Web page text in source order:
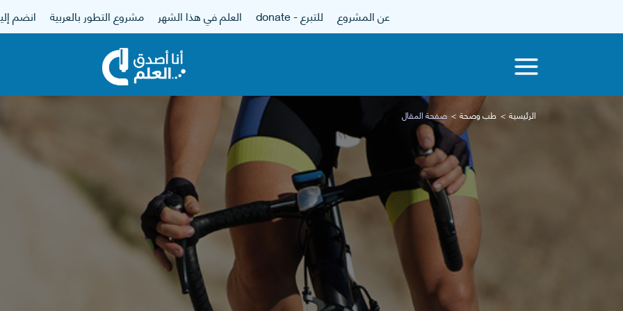
عن المشروع للتبرع - donate العلم في هذا الشهر مشروع التطور بالعربية انضم
الرئيسية طب وصحة صفحة المقال